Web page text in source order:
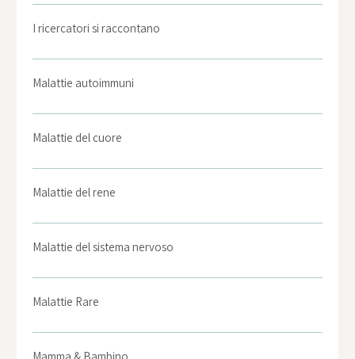
I ricercatori si raccontano
Malattie autoimmuni
Malattie del cuore
Malattie del rene
Malattie del sistema nervoso
Malattie Rare